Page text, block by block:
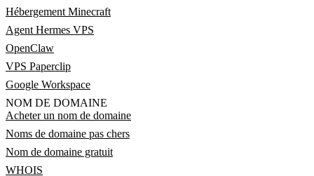
Hébergement Minecraft
Agent Hermes VPS
OpenClaw
VPS Paperclip
Google Workspace
NOM DE DOMAINE
Acheter un nom de domaine
Noms de domaine pas chers
Nom de domaine gratuit
WHOIS